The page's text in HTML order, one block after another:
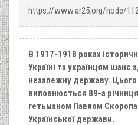
https://www.ar25.org/node/
В 1917-1918 роках
Україні та українцям шанс
незалежну державу. Цього
виповнюється 89-а
гетьманом Павлом
Української держави.